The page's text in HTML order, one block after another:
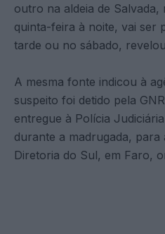
outro na aldeia de
quinta-feira à noite, vai ser
tarde ou no sábado,
A mesma fonte indicou à
suspeito foi detido pela
entregue à Polícia
durante a madrugada, para
Diretoria do Sul, em Faro,